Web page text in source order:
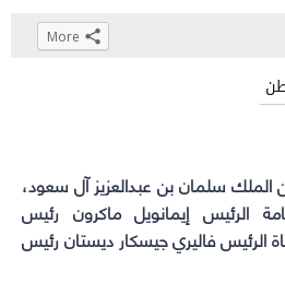
الملك سلمان بن عبدالعزيز آل سعود،
الرئيس إيمانويل ماكرون رئيس
الرئيس فاليري جيسكار ديستان رئيس
(Opens
new
(Opens
in
new
(Opens
in
new
Click
(Opens
in
new
More